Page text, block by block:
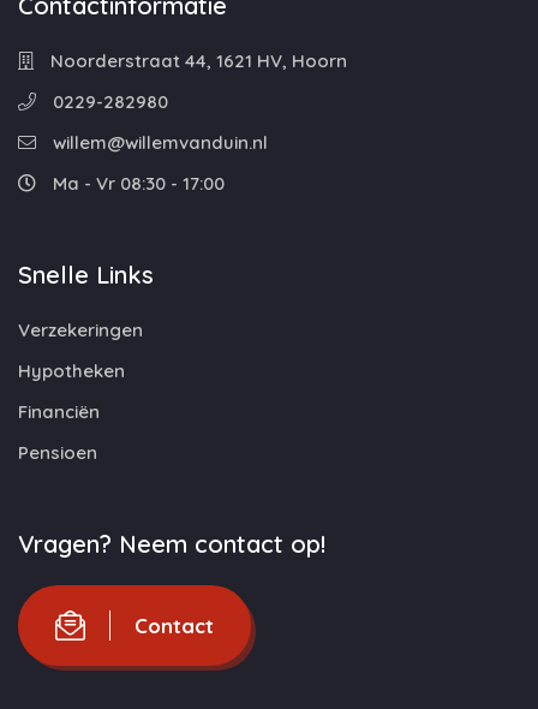
Noorderstraat 44, 1621 HV, Hoorn
0229-282980
willem@willemvanduin.nl
Ma - Vr 08:30 - 17:00
Snelle Links
Verzekeringen
Hypotheken
Financiën
Pensioen
Vragen? Neem contact op!
Contact